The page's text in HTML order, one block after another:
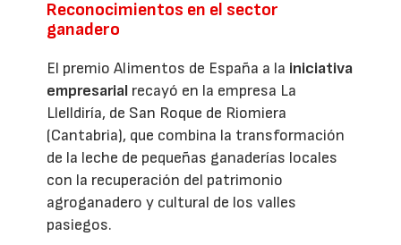
Reconocimientos en el sector
ganadero
El premio Alimentos de España a la iniciativa
empresarial recayó en la empresa La
Llelldiría, de San Roque de Riomiera
(Cantabria), que combina la transformación
de la leche de pequeñas ganaderías locales
con la recuperación del patrimonio
agroganadero y cultural de los valles
pasiegos.